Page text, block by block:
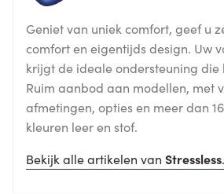
Geniet van uniek comfort, geef u
comfort en eigentijds design. Uw
krijgt de ideale ondersteuning die
Ruim aanbod aan modellen, met
afmetingen, opties en meer dan
kleuren leer en stof.
Bekijk alle artikelen van Stressless.